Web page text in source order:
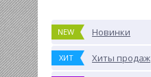
NEW Новинки
ХИТ Хиты продаж